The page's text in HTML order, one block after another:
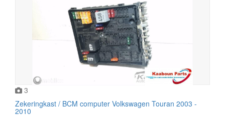
3
Zekeringkast / BCM computer Volkswagen Touran 2003 -
2010